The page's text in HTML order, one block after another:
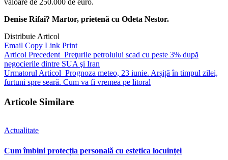
Denise Rifai? Martor, prietenă cu Odeta Nestor.
Distribuie Articol
Email Copy Link Print
Articol Precedent Preţurile petrolului scad cu peste 3% după
negocierile dintre SUA şi Iran
Urmatorul Articol Prognoza meteo, 23 iunie. Arșiță în timpul zilei,
furtuni spre seară. Cum va fi vremea pe litoral
Articole Similare
Actualitate
Cum îmbini protecția personală cu estetica locuinței